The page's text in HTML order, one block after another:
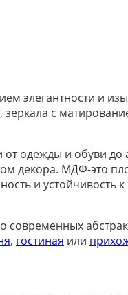
элегантности и
с
одежды и обуви до
декора. МДФ-это
и устойчивость
современных
, гостиная или